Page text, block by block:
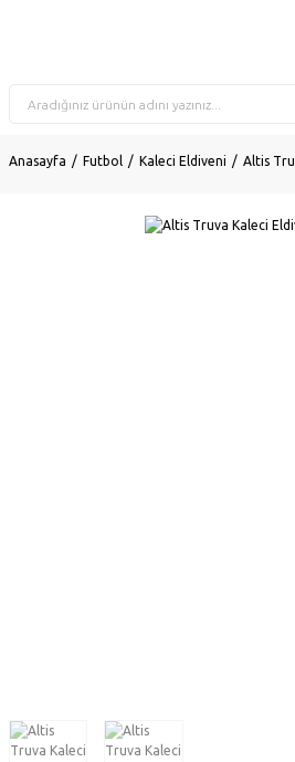
Anasayfa Futbol Kaleci Eldiveni Altis